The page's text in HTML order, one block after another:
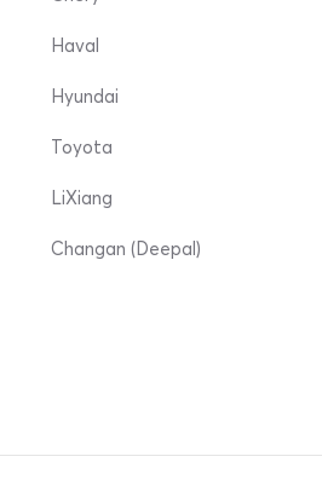
Haval
Hyundai
Toyota
LiXiang
Changan (Deepal)